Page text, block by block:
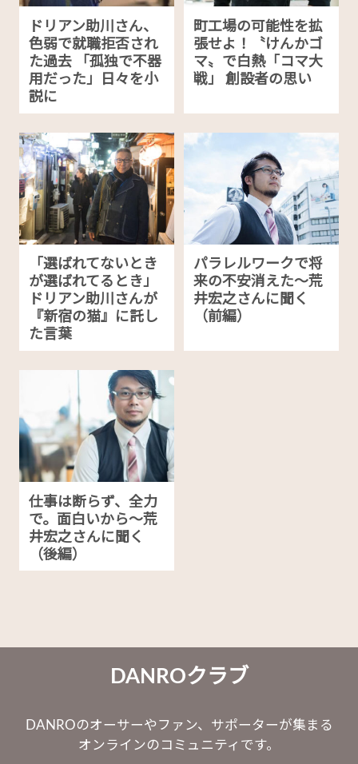
ドリアン助川さん、
色弱で就職拒否され
た過去 「孤独で不器
用だった」日々を小
説に
町工場の可能性を拡
張せよ！〝けんかゴ
マ〟で白熱「コマ大
戦」 創設者の思い
「選ばれてないとき
が選ばれてるとき」
ドリアン助川さんが
『新宿の猫』に託し
た言葉
パラレルワークで将
来の不安消えた〜荒
井宏之さんに聞く
（前編）
仕事は断らず、全力
で。面白いから〜荒
井宏之さんに聞く
（後編）
DANROクラブ
DANROのオーサーやファン、サポーターが集まる
オンラインのコミュニティです。